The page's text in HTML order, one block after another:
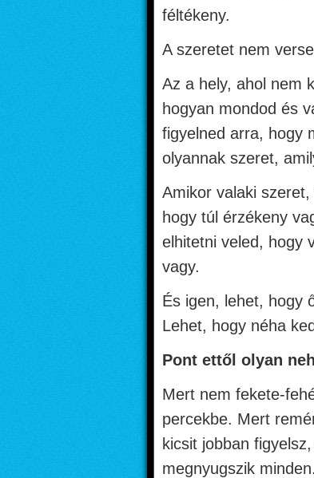
féltékeny.
A szeretet nem
Az a hely, ahol nem
hogyan mondod és
figyelned arra, hogy
olyannak szeret,
Amikor valaki szeret,
hogy túl érzékeny
elhitetni veled, hogy
vagy.
És igen, lehet, hogy
Lehet, hogy néha
Pont ettől olyan
Mert nem fekete-
percekbe. Mert
kicsit jobban
megnyugszik minden.